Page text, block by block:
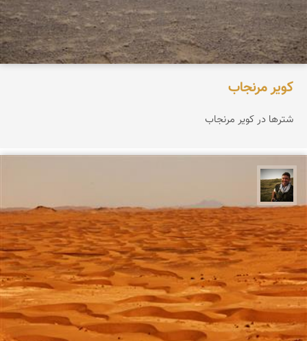
كویر مرنجاب
شترها در كویر مرنجاب